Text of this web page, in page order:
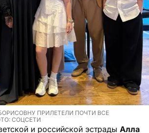
ПРИЛЕТЕЛИ ПОЧТИ ВСЕ
СОЦСЕТИ
и российской эстрады Алла